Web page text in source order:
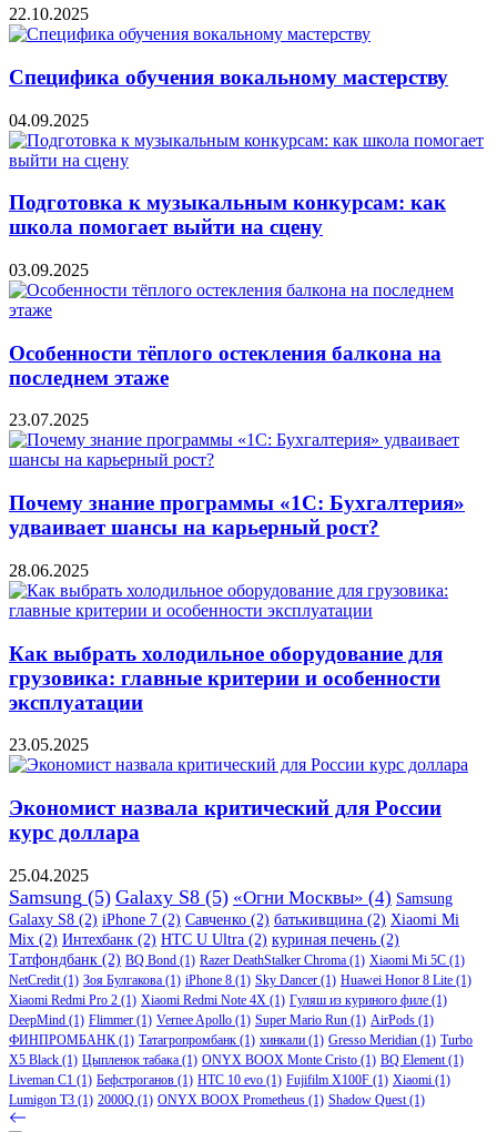
22.10.2025
Специфика обучения вокальному мастерству
04.09.2025
Подготовка к музыкальным конкурсам: как
школа помогает выйти на сцену
03.09.2025
Особенности тёплого остекления балкона на
последнем этаже
23.07.2025
Почему знание программы «1С: Бухгалтерия»
удваивает шансы на карьерный рост?
28.06.2025
Как выбрать холодильное оборудование для
грузовика: главные критерии и особенности
эксплуатации
23.05.2025
Экономист назвала критический для России
курс доллара
25.04.2025
Samsung (5) Galaxy S8 (5) «Огни Москвы» (4) Samsung
Galaxy S8 (2) iPhone 7 (2) Савченко (2) батькивщина (2) Xiaomi Mi
Mix (2) Интехбанк (2) HTC U Ultra (2) куриная печень (2)
Татфондбанк (2) BQ Bond (1) Razer DeathStalker Chroma (1) Xiaomi Mi 5C (1)
NetCredit (1) Зоя Булгакова (1) iPhone 8 (1) Sky Dancer (1) Huawei Honor 8 Lite (1)
Xiaomi Redmi Pro 2 (1) Xiaomi Redmi Note 4X (1) Гуляш из куриного филе (1)
DeepMind (1) Flimmer (1) Vernee Apollo (1) Super Mario Run (1) AirPods (1)
ФИНПРОМБАНК (1) Татагропромбанк (1) хинкали (1) Gresso Meridian (1) Turbo
X5 Black (1) Цыпленок табака (1) ONYX BOOX Monte Cristo (1) BQ Element (1)
Liveman C1 (1) Бефстроганов (1) HTC 10 evo (1) Fujifilm X100F (1) Xiaomi (1)
Lumigon T3 (1) 2000Q (1) ONYX BOOX Prometheus (1) Shadow Quest (1)